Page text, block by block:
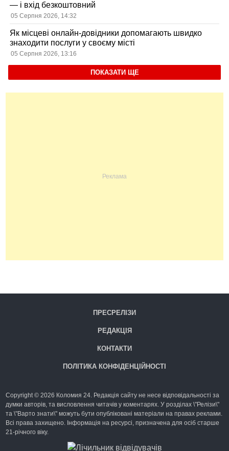
— і вхід безкоштовний
05 Серпня 2026, 14:32
Як місцеві онлайн-довідники допомагають швидко
знаходити послуги у своєму місті
05 Серпня 2026, 13:16
ПОКАЗАТИ ЩЕ
ПРЕСРЕЛІЗИ
РЕДАКЦІЯ
КОНТАКТИ
ПОЛІТИКА КОНФІДЕНЦІЙНОСТІ
Copyright © 2026 Коломия 24. Редакція сайту не несе відповідальності за
думки авторів, та висловлення читачів у коментарях. У розділах \"Релізи\"
та \"Варто знати\" можуть бути опубліковані матеріали на правах реклами.
Всі права захищено. Інформація на ресурсі, призначена для осіб старше
21-річного віку.